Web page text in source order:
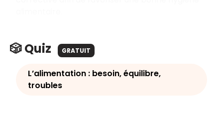
🎲 Quiz GRATUIT
L’alimentation : besoin, équilibre,
troubles